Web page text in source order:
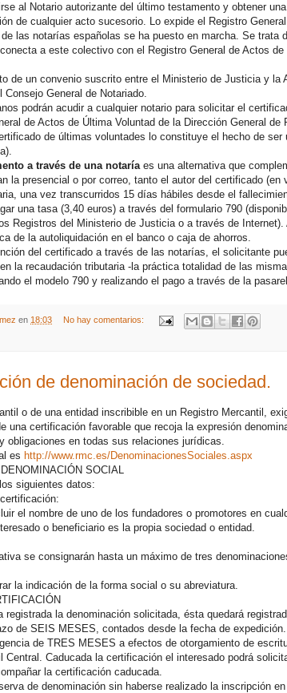
al Notario autorizante del último testamento y obtener
de cualquier acto sucesorio. Lo expide el Registro
las notarías españolas se ha puesto en marcha. Se trata
a este colectivo con el Registro General de Actos de
de un convenio suscrito entre el Ministerio de Justicia y la
General de Notariado.
podrán acudir a cualquier notario para solicitar el
de Actos de Última Voluntad de la Dirección General de
de últimas voluntades lo constituye el hecho de ser
a través de una notaríaes una alternativa que
la presencial o por correo, tanto el autor del certificado
una vez transcurridos 15 días hábiles desde el
una tasa (3,40 euros) a través del formulario 790
Registros del Ministerio de Justicia o a través de
de la autoliquidación en el banco o caja de ahorros.
del certificado a través de las notarías, el solicitante
la recaudación tributaria -la práctica totalidad de las
el modelo 790 y realizando el pago a través de la
en 18:03 No hay comentarios:
de denominación de sociedad.
o de una entidad inscribible en un Registro Mercantil,
una certificación favorable que recoja la expresión
obligaciones en todas sus relaciones jurídicas.
es http://www.rmc.es/DenominacionesSociales.aspx
SOCIAL
siguientes datos:
el nombre de uno de los fundadores o promotores en
o beneficiario es la propia sociedad o entidad.
se consignarán hasta un máximo de tres
la indicación de la forma social o su abreviatura.
la denominación solicitada, ésta quedará
de SEIS MESES, contados desde la fecha de expedición.
de TRES MESES a efectos de otorgamiento de
Central. Caducada la certificación el interesado podrá
la certificación caducada.
de denominación sin haberse realizado la inscripción